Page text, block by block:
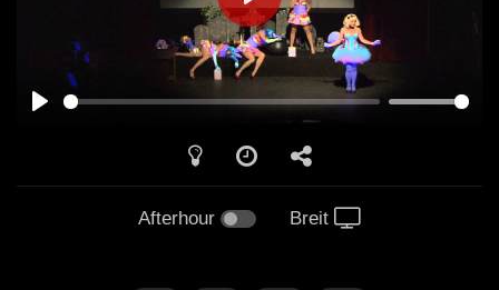
PLAY
Afterhour Breit